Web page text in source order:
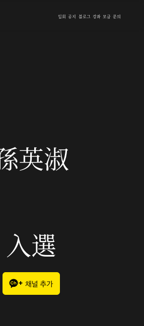
입회 공지 블로그 강좌 모금 문의
英淑
入選